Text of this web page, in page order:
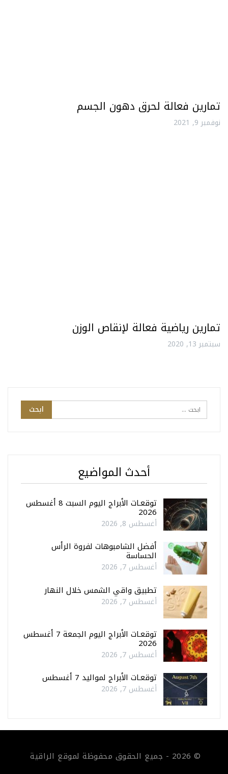
تمارين فعالة لحرق دهون الجسم
نوفمبر 9, 2021
تمارين رياضية فعالة لإنقاص الوزن
سبتمبر 13, 2020
أحدث المواضيع
توقعـات الأبراج اليوم السبت 8 أغسطس
2026
أغسطس 8, 2026
أفضل الشامبوهات لفروة الرأس
الحساسة
أغسطس 7, 2026
تطبيق واقي الشمس خلال النهار
أغسطس 7, 2026
توقعـات الأبراج اليوم الجمعة 7 أغسطس
2026
أغسطس 7, 2026
توقعـات الأبراج لمواليد 7 أغسطس
أغسطس 7, 2026
© 2026 - جميع الحقوق محفوظة لموقع الراقية